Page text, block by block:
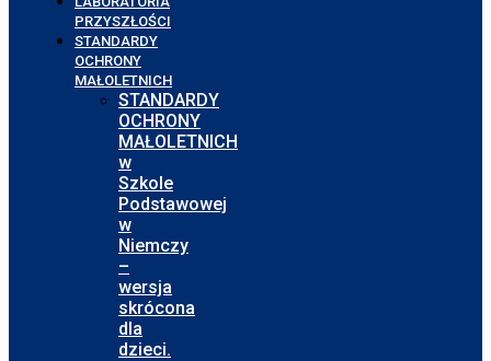
PRZYSZŁOŚCI
STANDARDY
OCHRONY
MAŁOLETNICH
STANDARDY
OCHRONY
MAŁOLETNICH
w
Szkole
Podstawowej
w
Niemczy
–
wersja
skrócona
dla
dzieci.